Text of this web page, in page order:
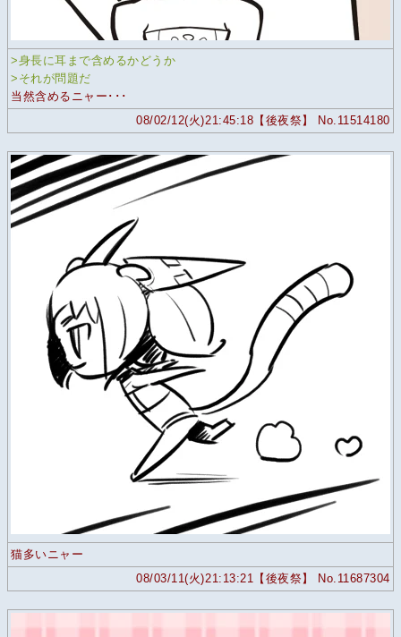
>身長に耳まで含めるかどうか
>それが問題だ
当然含めるニャー･･･
08/02/12(火)21:45:18【後夜祭】 No.11514180
猫多いニャー
08/03/11(火)21:13:21【後夜祭】 No.11687304